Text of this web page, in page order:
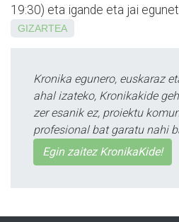
19:30) eta igande eta jai
GIZARTEA
Kronika egunero, euskaraz
ahal izateko, Kronikakide
zer esanik ez, proiektu
profesional bat garatu nahi
Egin zaitez KronikaKide!